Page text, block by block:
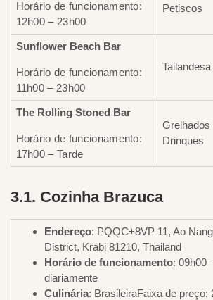
Horário de funcionamento:
12h00 – 23h00
Petiscos
Sunflower Beach Bar
Horário de funcionamento:
11h00 – 23h00
The Rolling Stoned Bar
Horário de funcionamento:
17h00 – Tarde
Grelhados
Drinques
3.1. Cozinha Brazuca
Endereço: PQQC+8VP 11, Ao
District, Krabi 81210, Thailand
Horário de funcionamento: 09h00
diariamente
Culinária: BrasileiraFaixa de preço: